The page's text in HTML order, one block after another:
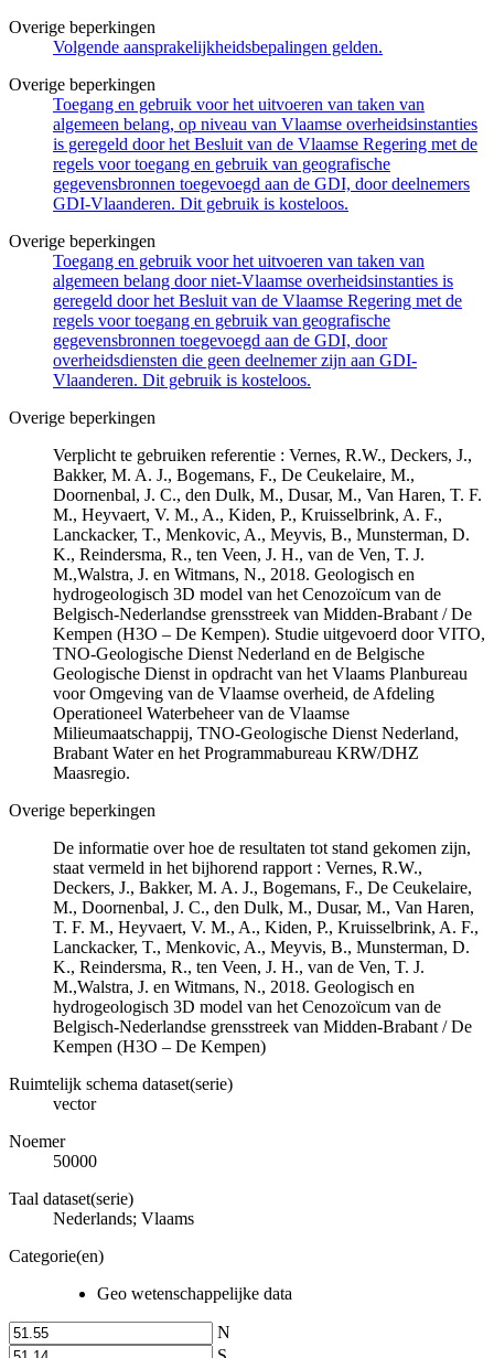
Overige beperkingen
Volgende aansprakelijkheidsbepalingen gelden.
Overige beperkingen
Toegang en gebruik voor het uitvoeren van taken van
algemeen belang, op niveau van Vlaamse overheidsinstanties
is geregeld door het Besluit van de Vlaamse Regering met de
regels voor toegang en gebruik van geografische
gegevensbronnen toegevoegd aan de GDI, door deelnemers
GDI-Vlaanderen. Dit gebruik is kosteloos.
Overige beperkingen
Toegang en gebruik voor het uitvoeren van taken van
algemeen belang door niet-Vlaamse overheidsinstanties is
geregeld door het Besluit van de Vlaamse Regering met de
regels voor toegang en gebruik van geografische
gegevensbronnen toegevoegd aan de GDI, door
overheidsdiensten die geen deelnemer zijn aan GDI-
Vlaanderen. Dit gebruik is kosteloos.
Overige beperkingen
Verplicht te gebruiken referentie : Vernes, R.W., Deckers, J.,
Bakker, M. A. J., Bogemans, F., De Ceukelaire, M.,
Doornenbal, J. C., den Dulk, M., Dusar, M., Van Haren, T. F.
M., Heyvaert, V. M., A., Kiden, P., Kruisselbrink, A. F.,
Lanckacker, T., Menkovic, A., Meyvis, B., Munsterman, D.
K., Reindersma, R., ten Veen, J. H., van de Ven, T. J.
M.,Walstra, J. en Witmans, N., 2018. Geologisch en
hydrogeologisch 3D model van het Cenozoïcum van de
Belgisch-Nederlandse grensstreek van Midden-Brabant / De
Kempen (H3O – De Kempen). Studie uitgevoerd door VITO,
TNO-Geologische Dienst Nederland en de Belgische
Geologische Dienst in opdracht van het Vlaams Planbureau
voor Omgeving van de Vlaamse overheid, de Afdeling
Operationeel Waterbeheer van de Vlaamse
Milieumaatschappij, TNO-Geologische Dienst Nederland,
Brabant Water en het Programmabureau KRW/DHZ
Maasregio.
Overige beperkingen
De informatie over hoe de resultaten tot stand gekomen zijn,
staat vermeld in het bijhorend rapport : Vernes, R.W.,
Deckers, J., Bakker, M. A. J., Bogemans, F., De Ceukelaire,
M., Doornenbal, J. C., den Dulk, M., Dusar, M., Van Haren,
T. F. M., Heyvaert, V. M., A., Kiden, P., Kruisselbrink, A. F.,
Lanckacker, T., Menkovic, A., Meyvis, B., Munsterman, D.
K., Reindersma, R., ten Veen, J. H., van de Ven, T. J.
M.,Walstra, J. en Witmans, N., 2018. Geologisch en
hydrogeologisch 3D model van het Cenozoïcum van de
Belgisch-Nederlandse grensstreek van Midden-Brabant / De
Kempen (H3O – De Kempen)
Ruimtelijk schema dataset(serie)
vector
Noemer
50000
Taal dataset(serie)
Nederlands; Vlaams
Categorie(en)
Geo wetenschappelijke data
N